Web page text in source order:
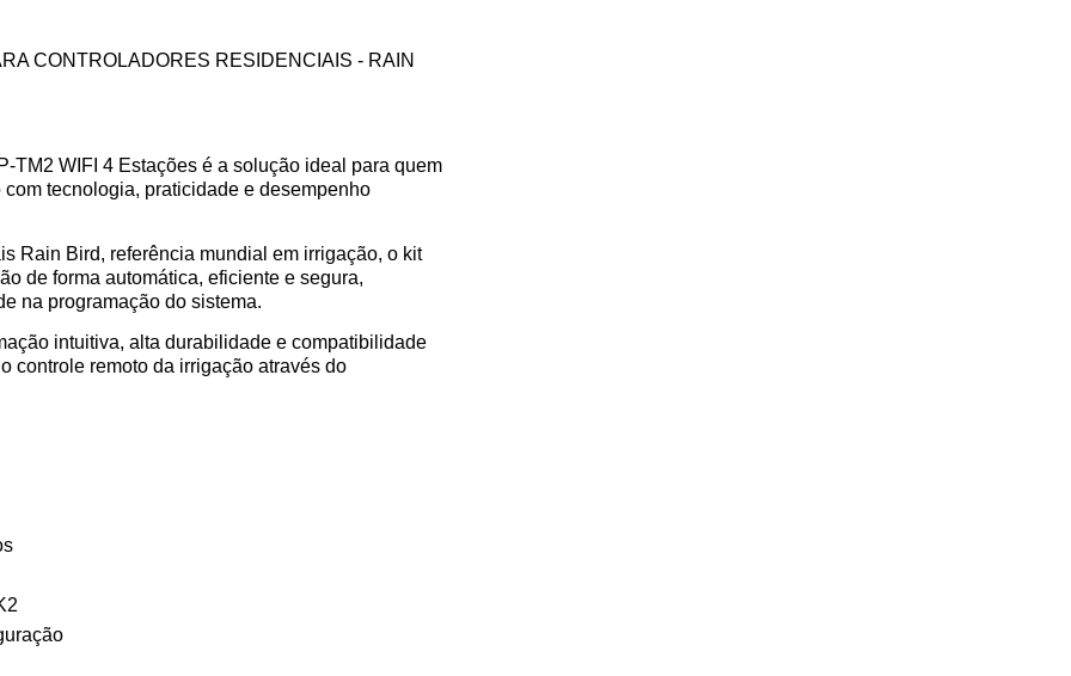
CONTROLADORES RESIDENCIAIS - RAIN
TM2 WIFI 4 Estações é a solução ideal para quem
tecnologia, praticidade e desempenho
Rain Bird, referência mundial em irrigação, o kit
de forma automática, eficiente e segura,
na programação do sistema.
intuitiva, alta durabilidade e compatibilidade
controle remoto da irrigação através do